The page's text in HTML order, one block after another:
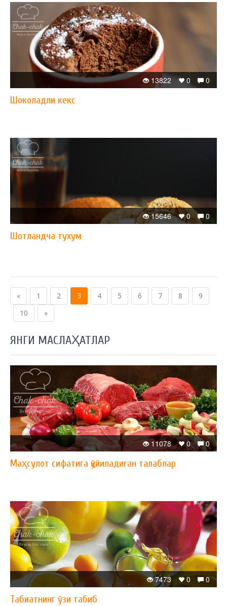
0
0
13822
Шоколадли кекс
0
0
15646
Шотландча тухум
« 1 2 3 4 5 6 7 8
9
10
»
ЯНГИ МАСЛАҲАТЛАР
0
0
11078
Маҳсулот сифатига қўйиладиган талаблар
0
0
7473
Табиатнинг ўзи табиб